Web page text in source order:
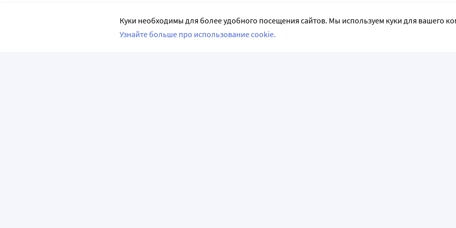
Куки необходимы для более удобного посещения сайтов. Мы используем куки для вашего
Узнайте больше про использование cookie.